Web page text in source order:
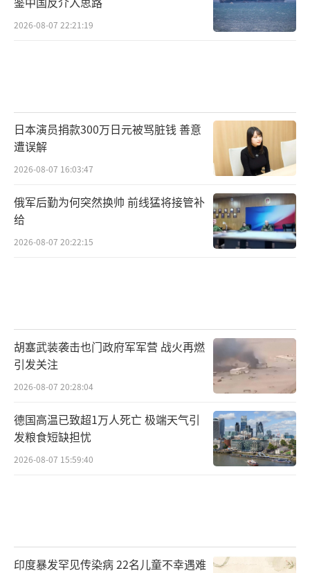
2026-08-07 22:21:19
日本演员捐款300万日元被骂脏钱 善意
遭误解
2026-08-07 16:03:47
俄军后勤为何突然换帅 前线猛将接管补
给
2026-08-07 20:22:15
胡塞武装袭击也门政府军军营 战火再燃
引发关注
2026-08-07 20:28:04
德国高温已致超1万人死亡 极端天气引
发粮食短缺担忧
2026-08-07 15:59:40
印度暴发罕见传染病 22名儿童不幸遇难